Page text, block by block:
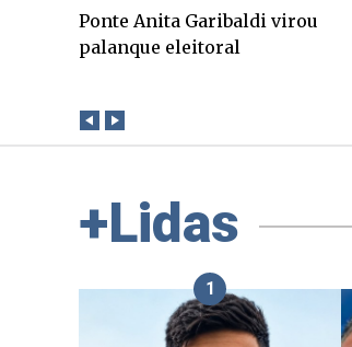
O Boato corre mais rápido
que a verdade. Mas quem
+Lidas
1